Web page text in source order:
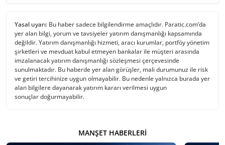
Yasal uyarı: Bu haber sadece bilgilendirme amaçlıdır. Paratic.com’da
yer alan bilgi, yorum ve tavsiyeler yatırım danışmanlığı kapsamında
değildir. Yatırım danışmanlığı hizmeti, aracı kurumlar, portföy yönetim
şirketleri ve mevduat kabul etmeyen bankalar ile müşteri arasında
imzalanacak yatırım danışmanlığı sözleşmesi çerçevesinde
sunulmaktadır. Bu haberde yer alan görüşler, mali durumunuz ile risk
ve getiri tercihinize uygun olmayabilir. Bu nedenle yalnızca burada yer
alan bilgilere dayanarak yatırım kararı verilmesi uygun
sonuçlar doğurmayabilir.
MANŞET HABERLERI